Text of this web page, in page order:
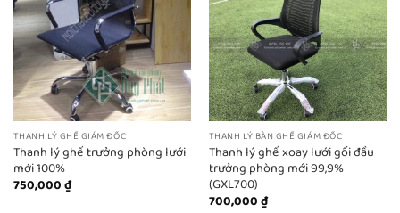
THANH LÝ GHẾ GIÁM ĐỐC
Thanh lý ghế trưởng phòng lưới
mới 100%
750,000₫
THANH LÝ BÀN GHẾ GIÁM ĐỐC
Thanh lý ghế xoay lưới gối đầu
trưởng phòng mới 99,9%
(GXL700)
700,000₫